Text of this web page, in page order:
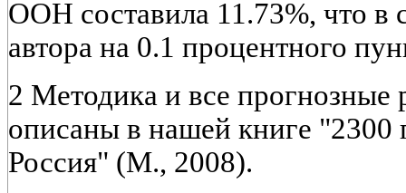
ООН составила 11.73%, что в
автора на 0.1 процентного
2 Методика и все прогнозные
описаны в нашей книге "2300
Россия" (М., 2008).